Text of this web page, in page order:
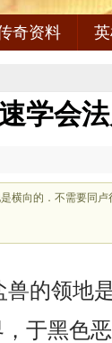
奇资料
学会
横向的．不需要同
的领地
于黑色